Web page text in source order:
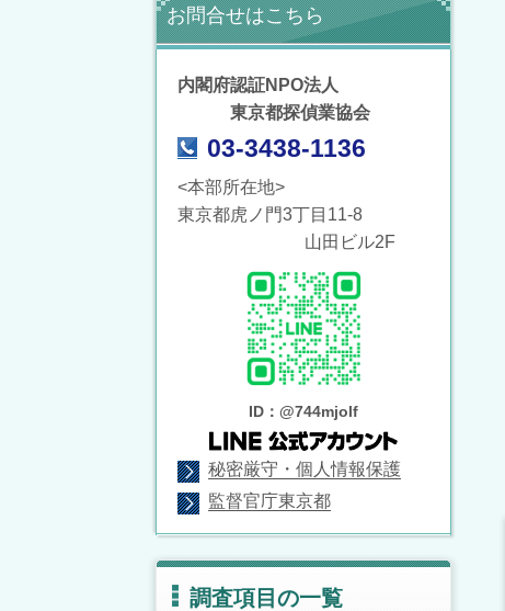
お問合せはこちら
内閣府認証NPO法人
東京都探偵業協会
03-3438-1136
<本部所在地>
東京都虎ノ門3丁目11-8
山田ビル2F
ID：@744mjolf
秘密厳守・個人情報保護
監督官庁東京都
調査項目の一覧